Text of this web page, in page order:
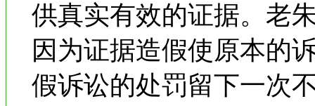
供真实有效的证据。老
因为证据造假使原本的
假诉讼的处罚留下一次